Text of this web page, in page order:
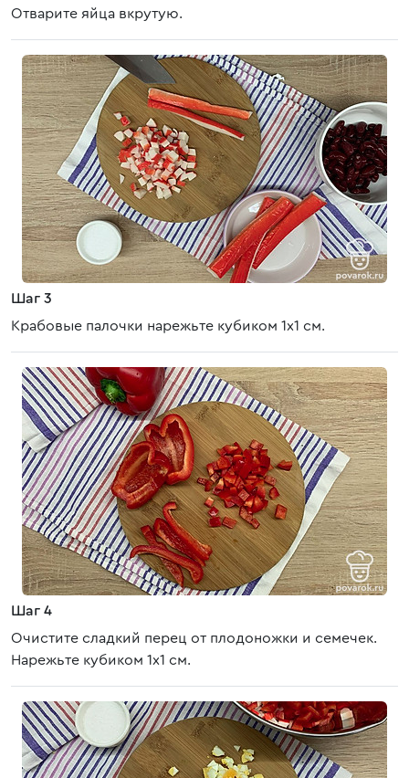
Отварите яйца вкрутую.
Шаг 3
Крабовые палочки нарежьте кубиком 1х1 см.
Шаг 4
Очистите сладкий перец от плодоножки и семечек.
Нарежьте кубиком 1х1 см.